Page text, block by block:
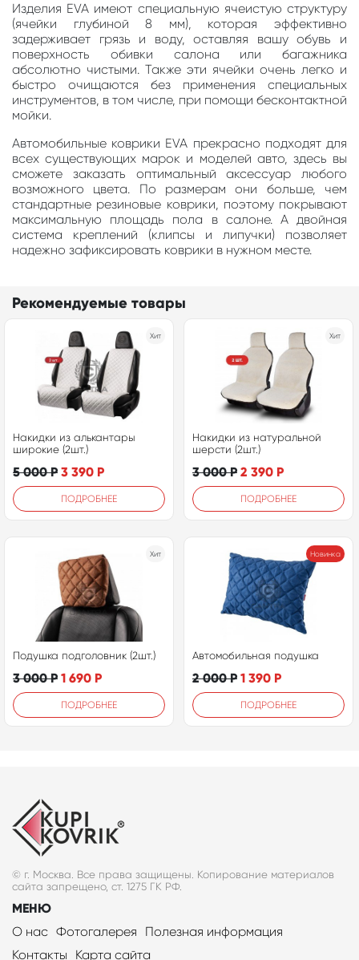
Изделия EVA имеют специальную ячеистую структуру
(ячейки глубиной 8 мм), которая эффективно
задерживает грязь и воду, оставляя вашу обувь и
поверхность обивки салона или багажника
абсолютно чистыми. Также эти ячейки очень легко и
быстро очищаются без применения специальных
инструментов, в том числе, при помощи бесконтактной
мойки.
Автомобильные коврики EVA прекрасно подходят для
всех существующих марок и моделей авто, здесь вы
сможете заказать оптимальный аксессуар любого
возможного цвета. По размерам они больше, чем
стандартные резиновые коврики, поэтому покрывают
максимальную площадь пола в салоне. А двойная
система креплений (клипсы и липучки) позволяет
надежно зафиксировать коврики в нужном месте.
Рекомендуемые товары
Хит
Накидки из алькантары
широкие (2шт.)
5 000Р 3 390 Р
ПОДРОБНЕЕ
Хит
Накидки из натуральной
шерсти (2шт.)
3 000Р 2 390 Р
ПОДРОБНЕЕ
Хит
Подушка подголовник (2шт.)
3 000Р 1 690 Р
ПОДРОБНЕЕ
Новинка
Автомобильная подушка
2 000Р 1 390 Р
ПОДРОБНЕЕ
© г. Москва. Все права защищены. Копирование материалов
сайта запрещено, ст. 1275 ГК РФ.
МЕНЮ
О нас Фотогалерея
Полезная информация
Контакты
Карта сайта